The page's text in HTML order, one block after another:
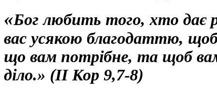
«Бог любить того, хто дає
вас усякою благодаттю,
що вам потрібне, та щоб
діло.» (ІІ Кор 9,7-8)